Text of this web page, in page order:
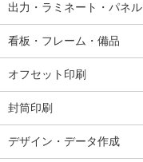
出力・ラミネート・パネル
看板・フレーム・備品
オフセット印刷
封筒印刷
デザイン・データ作成